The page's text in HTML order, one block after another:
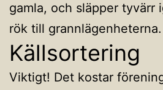
gamla, och släpper tyvärr
rök till grannlägenheterna.
Källsortering
Viktigt! Det kostar